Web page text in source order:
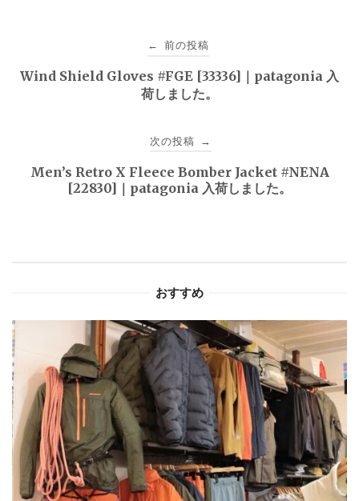
稿
← 前の投稿
Wind Shield Gloves #FGE [33336]｜patagonia 入
荷しました。
次の投稿 →
Men’s Retro X Fleece Bomber Jacket #NENA
[22830]｜patagonia 入荷しました。
おすすめ